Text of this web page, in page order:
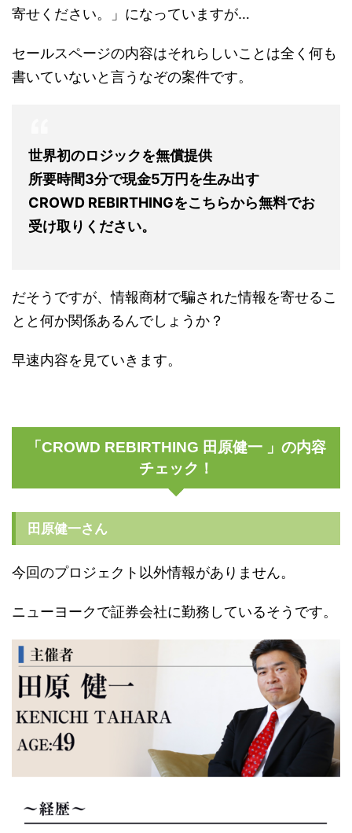
寄せください。」になっていますが…
セールスページの内容はそれらしいことは全く何も
書いていないと言うなぞの案件です。
世界初のロジックを無償提供
所要時間3分で現金5万円を生み出す
CROWD REBIRTHINGをこちらから無料でお
受け取りください。
だそうですが、情報商材で騙された情報を寄せるこ
とと何か関係あるんでしょうか？
早速内容を見ていきます。
「CROWD REBIRTHING 田原健一 」の内容
チェック！
田原健一さん
今回のプロジェクト以外情報がありません。
ニューヨークで証券会社に勤務しているそうです。